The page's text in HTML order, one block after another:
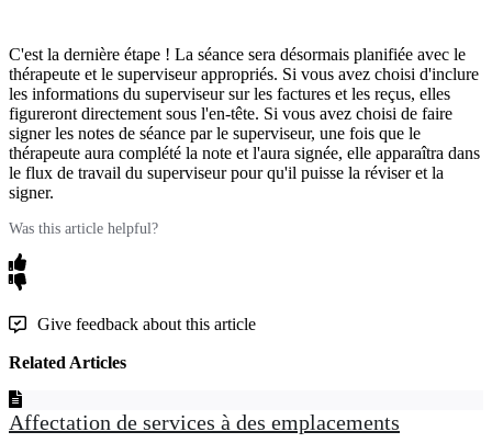
C'est la dernière étape ! La séance sera désormais planifiée avec le
thérapeute et le superviseur appropriés. Si vous avez choisi d'inclure
les informations du superviseur sur les factures et les reçus, elles
figureront directement sous l'en-tête. Si vous avez choisi de faire
signer les notes de séance par le superviseur, une fois que le
thérapeute aura complété la note et l'aura signée, elle apparaîtra dans
le flux de travail du superviseur pour qu'il puisse la réviser et la
signer.
Was this article helpful?
Give feedback about this article
Related Articles
Affectation de services à des emplacements